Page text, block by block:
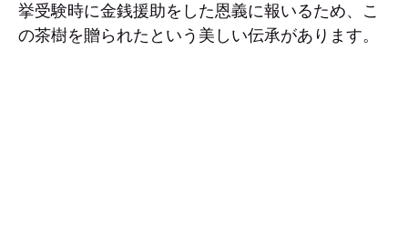
挙受験時に金銭援助をした恩義に報いるため、こ
の茶樹を贈られたという美しい伝承があります。